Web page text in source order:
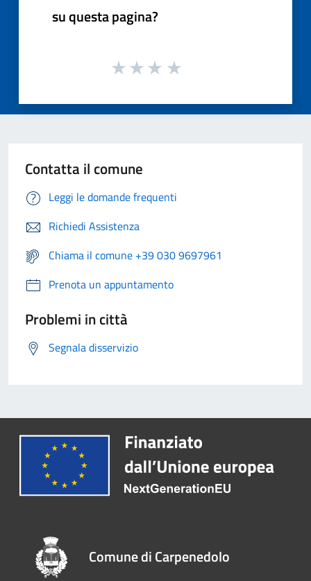
su questa pagina?
Contatta il comune
Leggi le domande frequenti
Richiedi Assistenza
Chiama il comune +39 030 9697961
Prenota un appuntamento
Problemi in città
Segnala disservizio
Comune di Carpenedolo